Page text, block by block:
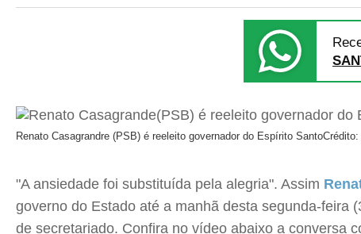
Renato Casagrandre (PSB) é reeleito governador do Espírito Santo
"A ansiedade foi substituída pela alegria". Assim
governo do Estado até a manhã desta segunda-feira
de secretariado. Confira no vídeo abaixo a conversa